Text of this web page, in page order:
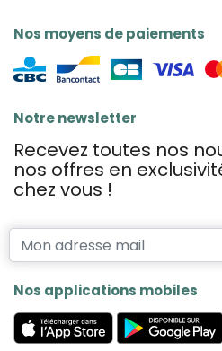
Nos moyens de paiements
Notre newsletter
Recevez toutes nos
nos offres en
chez vous !
Nos applications mobiles